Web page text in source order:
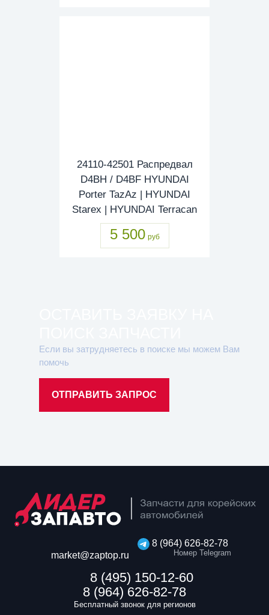
24110-42501 Распредвал
D4BH / D4BF HYUNDAI
Porter TazAz | HYUNDAI
Starex | HYUNDAI Terracan
5 500 руб
Если вы затрудняетесь в поиске мы можем Вам
помочь
ОТПРАВИТЬ ЗАПРОС
market@zaptop.ru
8 (964) 626-82-78
Номер Telegram
8 (495) 150-12-60
8 (964) 626-82-78
Бесплатный звонок для регионов